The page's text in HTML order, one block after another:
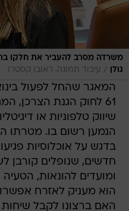
משרדה מסרב להעביר את חלקו
גולן
/ עיבוד תמונה, ראובן קסטרו
61 לחוק הגנת הצרכן,
שיווק טלפוניות או
הנמען רשום בו. מטרתו
בדגש על אוכלוסיות
חדשים, שנופלים קורבן
ומועדים להונאות,
הוא מעניק לאזרח
האם ברצונו לקבל שיחות